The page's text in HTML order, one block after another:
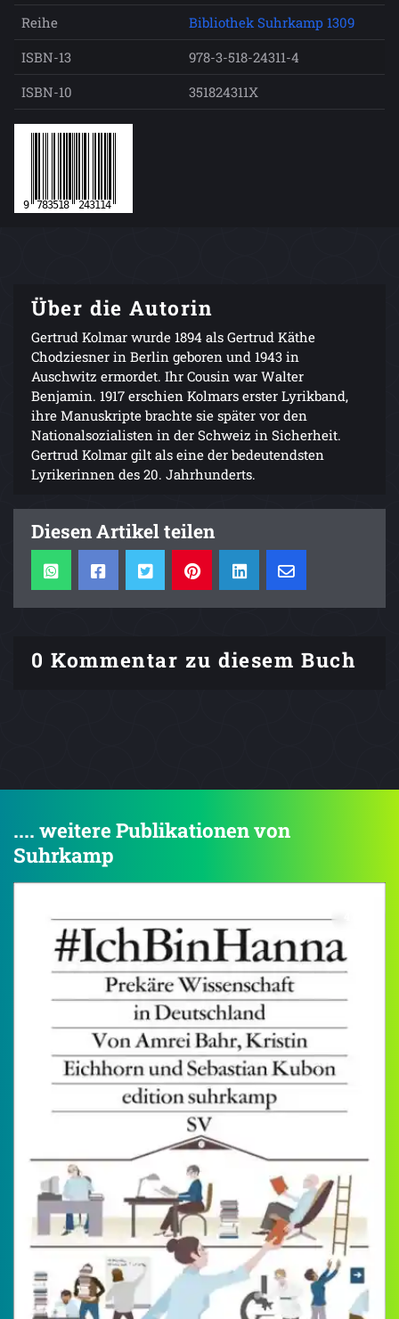
Reihe
Bibliothek Suhrkamp 1309
ISBN-13
978-3-518-24311-4
ISBN-10
351824311X
Über die Autorin
Gertrud Kolmar wurde 1894 als Gertrud Käthe
Chodziesner in Berlin geboren und 1943 in
Auschwitz ermordet. Ihr Cousin war Walter
Benjamin. 1917 erschien Kolmars erster Lyrikband,
ihre Manuskripte brachte sie später vor den
Nationalsozialisten in der Schweiz in Sicherheit.
Gertrud Kolmar gilt als eine der bedeutendsten
Lyrikerinnen des 20. Jahrhunderts.
Diesen Artikel teilen
0 Kommentar zu diesem Buch
.... weitere Publikationen von
Suhrkamp